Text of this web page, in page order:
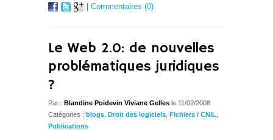
Commentaires (0)
Le Web 2.0: de nouvelles
problématiques juridiques
?
Par : Blandine Poidevin Viviane Gelles le 11/02/2008
Catégories : blogs Droit des logiciels Fichiers / CNIL
Publications